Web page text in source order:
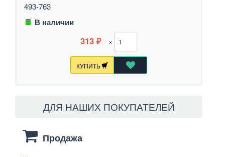
493-763
В наличии
313 ₽ ×
КУПИТЬ
ДЛЯ НАШИХ ПОКУПАТЕЛЕЙ
Продажа